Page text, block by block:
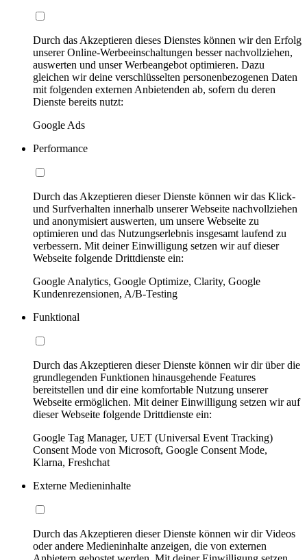
Durch das Akzeptieren dieses Dienstes können wir den Erfolg
unserer Online-Werbeeinschaltungen besser nachvollziehen,
auswerten und unser Werbeangebot optimieren. Dazu
gleichen wir deine verschlüsselten personenbezogenen Daten
mit folgenden externen Anbietenden ab, sofern du deren
Dienste bereits nutzt:
Google Ads
Performance
Durch das Akzeptieren dieser Dienste können wir das Klick-
und Surfverhalten innerhalb unserer Webseite nachvollziehen
und anonymisiert auswerten, um unsere Webseite zu
optimieren und das Nutzungserlebnis insgesamt laufend zu
verbessern. Mit deiner Einwilligung setzen wir auf dieser
Webseite folgende Drittdienste ein:
Google Analytics, Google Optimize, Clarity, Google
Kundenrezensionen, A/B-Testing
Funktional
Durch das Akzeptieren dieser Dienste können wir dir über die
grundlegenden Funktionen hinausgehende Features
bereitstellen und dir eine komfortable Nutzung unserer
Webseite ermöglichen. Mit deiner Einwilligung setzen wir auf
dieser Webseite folgende Drittdienste ein:
Google Tag Manager, UET (Universal Event Tracking)
Consent Mode von Microsoft, Google Consent Mode,
Klarna, Freshchat
Externe Medieninhalte
Durch das Akzeptieren dieser Dienste können wir dir Videos
oder andere Medieninhalte anzeigen, die von externen